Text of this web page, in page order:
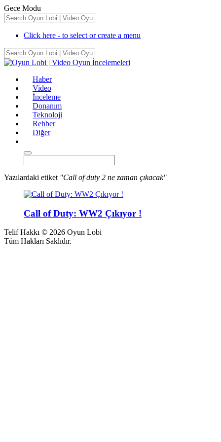
Gece Modu
Click here - to select or create a menu
Haber
Video
İnceleme
Donanım
Teknoloji
Rehber
Diğer
Yazılardaki etiket "Call of duty 2 ne zaman çıkacak"
Call of Duty: WW2 Çıkıyor !
Telif Hakkı © 2026 Oyun Lobi
Tüm Hakları Saklıdır.